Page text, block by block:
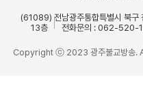
(61089) 전남광주통합특별시 북구
13층
전화문의 : 062-520-
Copyright ⓒ 2023 광주불교방